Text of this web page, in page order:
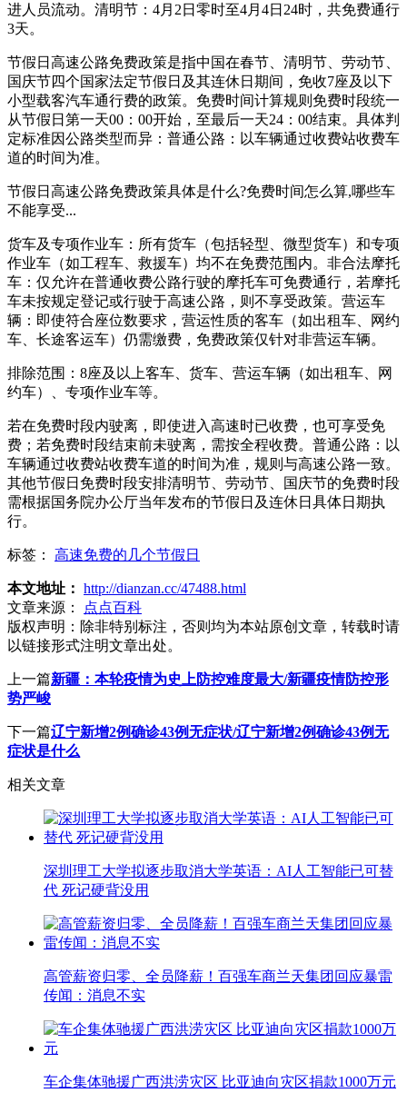
进人员流动。清明节：4月2日零时至4月4日24时，共免费通行
3天。
节假日高速公路免费政策是指中国在春节、清明节、劳动节、
国庆节四个国家法定节假日及其连休日期间，免收7座及以下
小型载客汽车通行费的政策。免费时间计算规则免费时段统一
从节假日第一天00：00开始，至最后一天24：00结束。具体判
定标准因公路类型而异：普通公路：以车辆通过收费站收费车
道的时间为准。
节假日高速公路免费政策具体是什么?免费时间怎么算,哪些车
不能享受...
货车及专项作业车：所有货车（包括轻型、微型货车）和专项
作业车（如工程车、救援车）均不在免费范围内。非合法摩托
车：仅允许在普通收费公路行驶的摩托车可免费通行，若摩托
车未按规定登记或行驶于高速公路，则不享受政策。营运车
辆：即使符合座位数要求，营运性质的客车（如出租车、网约
车、长途客运车）仍需缴费，免费政策仅针对非营运车辆。
排除范围：8座及以上客车、货车、营运车辆（如出租车、网
约车）、专项作业车等。
若在免费时段内驶离，即使进入高速时已收费，也可享受免
费；若免费时段结束前未驶离，需按全程收费。普通公路：以
车辆通过收费站收费车道的时间为准，规则与高速公路一致。
其他节假日免费时段安排清明节、劳动节、国庆节的免费时段
需根据国务院办公厅当年发布的节假日及连休日具体日期执
行。
标签： 高速免费的几个节假日
本文地址： http://dianzan.cc/47488.html
文章来源：
点点百科
版权声明： 除非特别标注，否则均为本站原创文章，转载时请
以链接形式注明文章出处。
上一篇新疆：本轮疫情为史上防控难度最大/新疆疫情防控形
势严峻
下一篇辽宁新增2例确诊43例无症状/辽宁新增2例确诊43例无
症状是什么
相关文章
深圳理工大学拟逐步取消大学英语：AI人工智能已可替
代 死记硬背没用
高管薪资归零、全员降薪！百强车商兰天集团回应暴雷
传闻：消息不实
车企集体驰援广西洪涝灾区 比亚迪向灾区捐款1000万元